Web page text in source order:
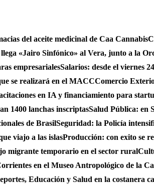
del aceite medicinal de Caa Cannabis
«Jairo Sinfónico» al Vera, junto a la
empresarialesSalarios: desde el viernes
se realizará en el MACCComercio
en IA y financiamiento para
1400 lanchas inscriptasSalud Pública: en
de BrasilSeguridad: la Policía
viajo a las islasProducción: con exito se
migrante temporario en el sector rural
en el Museo Antropológico de la
Educación y Salud en la costanera